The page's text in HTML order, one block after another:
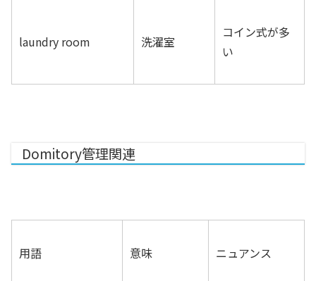
laundry room 洗濯室
コイン式が多
い
Domitory管理関連
用語 意味 ニュアンス